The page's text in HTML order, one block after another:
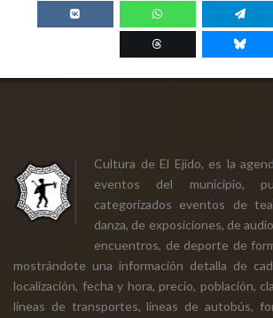
Cultura de El Ejido, es la
eventos del municipio,
categorizados eventos de
danza, de exposiciones, de
encuentros, de deporte de
mostrándote una información detalla de
localización, fecha y hora, precio, población,
líneas de transportes, líneas de autobús,